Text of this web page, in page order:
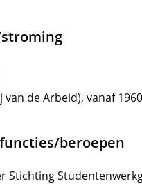
van de Arbeid), vanaf 1960
beroepen
Stichting